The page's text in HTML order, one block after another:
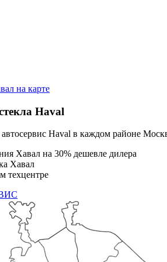
на карте
Haval
Haval в каждом районе
Хавал на 30% дешевле дилера
Хавал
техцентре